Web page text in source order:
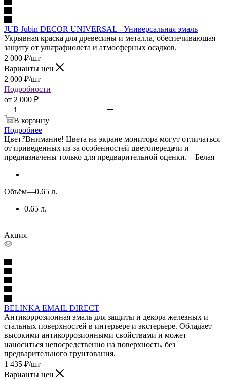
JUB Jubin DECOR UNIVERSAL - Универсальная эмаль
Укрывная краска для древесины и металла, обеспечивающая
защиту от ультрафиолета и атмосферных осадков.
2 000 ₽/шт
Варианты цен
2 000 ₽/шт
Подробности
от 2 000 ₽
В корзину
Подробнее
Цвет?Внимание! Цвета на экране монитора могут отличаться
от приведенных из-за особенностей цветопередачи и
предназначены только для предварительной оценки.—Белая
Объём—0.65 л.
0.65 л.
Акция
BELINKA EMAIL DIRECT
Антикоррозионная эмаль для защиты и декора железных и
стальных поверхностей в интерьере и экстерьере. Обладает
высокими антикоррозионными свойствами и может
наноситься непосредственно на поверхность, без
предварительного грунтования.
1 435 ₽/шт
Варианты цен